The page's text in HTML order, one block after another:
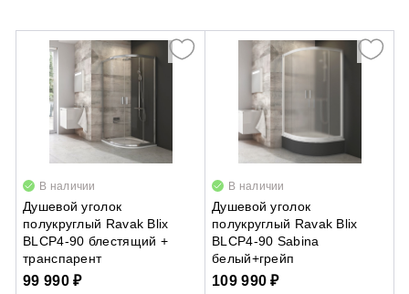
В наличии
Душевой уголок
полукруглый Ravak Blix
BLCP4-90 блестящий +
транспарент
99 990 ₽
В наличии
Душевой уголок
полукруглый Ravak Blix
BLCP4-90 Sabina
белый+грейп
109 990 ₽